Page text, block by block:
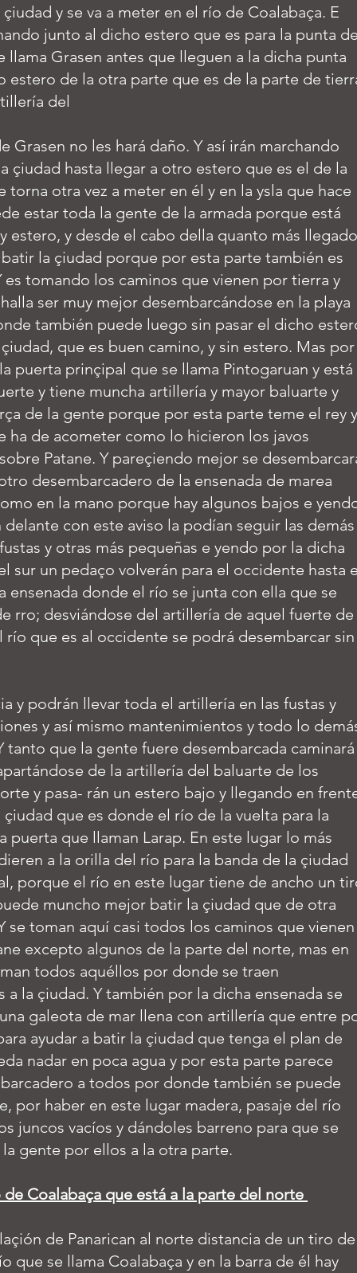
y se va a meter en el río de Coalabaça. E
junto al dicho estero que es para la punta
llama Grasen antes que lleguen a la dicha punta
estero de la otra parte que es de la parte de
del
Grasen no les hará daño. Y así irán marchando
çiudad hasta llegar a otro estero que es el de la
torna otra vez a meter en él y en la ysla que hace
estar toda la gente de la armada porque está
estero, y desde el cabo della quanto más
la çiudad porque por esta parte también es
es tomando los caminos que vienen por tierra y
ser muy mejor desembarcándose en la playa
también puede luego sin pasar el dicho
que es buen camino, y sin estero. Mas por
puerta prinçipal que se llama Pintogaruan y está
y tiene muncha artillería y mayor baluarte y
de la gente porque por esta parte teme el rey y
ha de acometer como lo hicieron los javos
Patane. Y pareçiendo mejor se
desembarcadero de la ensenada de marea
en la mano porque hay algunos bajos e
delante con este aviso la podían seguir las demás
y otras más pequeñas e yendo por la dicha
sur un pedaço volverán para el occidente hasta
ensenada donde el río se junta con ella que se
rro; desviándose del artillería de aquel fuerte de
río que es al occidente se podrá desembarcar sin
y podrán llevar toda el artillería en las fustas y
y así mismo mantenimientos y todo lo
tanto que la gente fuere desembarcada caminará
de la artillería del baluarte de los
y pasa- rán un estero bajo y llegando en
que es donde el río de la vuelta para la
puerta que llaman Larap. En este lugar lo más
a la orilla del río para la banda de la çiudad
porque el río en este lugar tiene de ancho un
muncho mejor batir la çiudad que de otra
se toman aquí casi todos los caminos que vienen
excepto algunos de la parte del norte, mas en
todos aquéllos por donde se traen
a la çiudad. Y también por la dicha ensenada se
galeota de mar llena con artillería que entre
ayudar a batir la çiudad que tenga el plan de
nadar en poca agua y por esta parte parece
a todos por donde también se puede
por haber en este lugar madera, pasaje del río
juncos vacíos y dándoles barreno para que se
la gente por ellos a la otra parte.
Coalabaça que está a la parte del norte
de Panarican al norte distancia de un tiro de
que se llama Coalabaça y en la barra de él hay